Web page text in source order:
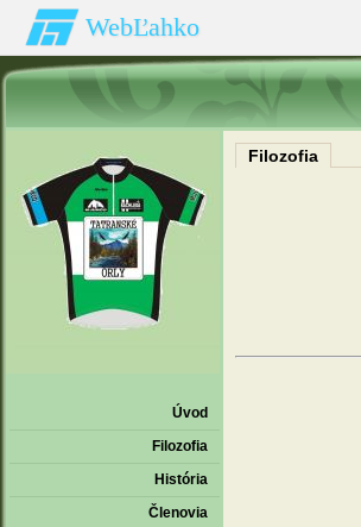
WebĽahko
Úvod
Filozofia
História
Členovia
Filozofia